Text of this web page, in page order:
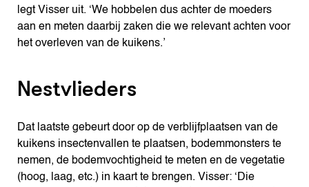
legt Visser uit. ‘We hobbelen dus achter de moeders
aan en meten daarbij zaken die we relevant achten voor
het overleven van de kuikens.’
Nestvlieders
Dat laatste gebeurt door op de verblijfplaatsen van de
kuikens insectenvallen te plaatsen, bodemmonsters te
nemen, de bodemvochtigheid te meten en de vegetatie
(hoog, laag, etc.) in kaart te brengen. Visser: ‘Die